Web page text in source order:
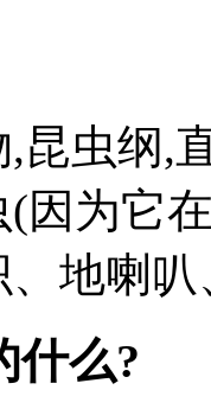
昆虫纲,
因为它
地喇
什么?